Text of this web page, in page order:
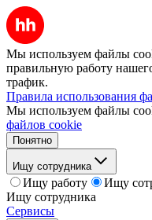
Мы используем файлы
правильную работу
трафик.
Правила использования
Мы используем файлы
файлов cookie
Понятно
Ищу сотрудника
Ищу работу
Ищу
Ищу сотрудника
Сервисы